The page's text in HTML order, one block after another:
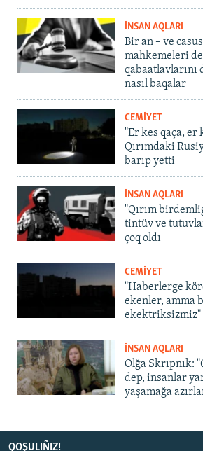
İNSAN AQLARI
Bir an – ve
mahkemeleri
qabaatlavlarını
nasıl baqalar
CEMİYET
"Er kes qaça, er
Qırımdaki
barıp yetti
İNSAN AQLARI
"Qırım
tintüv ve
çoq oldı
CEMİYET
"Haberlerge
ekenler, amma
ekektriksizmiz"
İNSAN AQLARI
Olğa Skrıpnık:
dep, insanlar
yaşamağa
QOŞULIÑIZ!